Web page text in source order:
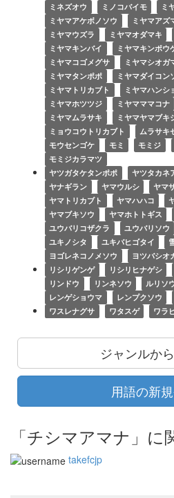
ミネズオウ ミノコバイモ
ミ
ミヤマアケボノソウ
ミヤマアズ
ミヤマウズラ
ミヤマオダマキ
ミヤマキンバイ
ミヤマキンポウ
ミヤマコゴメグサ
ミヤマシオガ
ミヤマタンポポ
ミヤマダイコン
ミヤマトリカブト
ミヤマハンシ
ミヤマホツツジ
ミヤマママコナ
ミヤマムラサキ
ミヤマヤマブキ
ミョウコウトリカブト
ムラサキ
モウセンゴケ
モミ モミジ
モミジカラマツ
ヤツガタケタンポポ
ヤツタカネ
ヤナギラン
ヤマウルシ ヤマ
ヤマトリカブト
ヤマハハコ
ヤマブキソウ
ヤマホトトギス
ユウバリコザクラ
ユウバリソウ
ユキノシタ
ユキバヒゴタイ
ヨゴレネコノメソウ
ヨツバシオ
リシリゲンゲ
リシリヒナゲシ
リンドウ
リンネソウ ルリソ
レンゲショウマ
レンプクソウ
ワスレナグサ
ワタスゲ ワラ
ジャンルか
用語の新
「チシマアマナ」に
takefcjp